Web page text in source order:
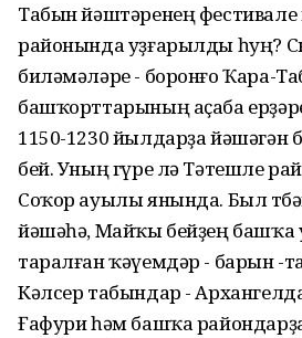
Табын йәштәренең фестивале
районында уҙғарылды һуң?
биләмәләре - боронғо Ҡара-
башҡорттарының аҫаба
1150-1230 йылдарҙа
бей. Уның гүре лә Тәтешле
Соҡор ауылы янында. Был
йәшәһә, Майҡы бейҙең
таралған ҡәүемдәр - барын -
Кәлсер табындар -
Ғафури һәм башҡа райондарҙа